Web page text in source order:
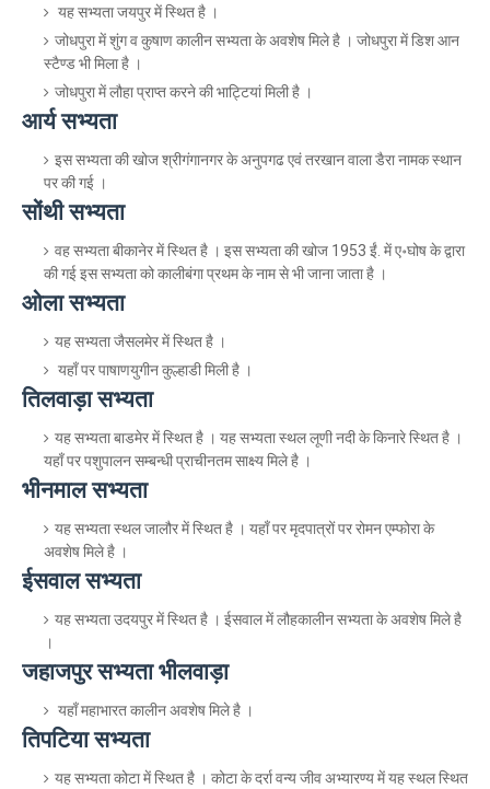
यह सभ्यता जयपुर में स्थित है ।
जोधपुरा में शुंग व कुषाण कालीन सभ्यता के अवशेष मिले है । जोधपुरा में डिश आन
स्टैण्ड भी मिला है ।
जोधपुरा में लौहा प्राप्त करने की भाट्टियां मिली है ।
आर्य सभ्यता
इस सभ्यता की खोज श्रीगंगानगर के अनुपगढ एवं तरखान वाला डैरा नामक स्थान
पर की गई ।
सोंथी सभ्यता
वह सभ्यता बीकानेर में स्थित है । इस सभ्यता की खोज 1953 ईं. में ए॰घोष के द्वारा
की गई इस सभ्यता को कालीबंगा प्रथम के नाम से भी जाना जाता है ।
ओला सभ्यता
यह सभ्यता जैसलमेर में स्थित है ।
यहाँ पर पाषाणयुगीन कुल्हाडी मिली है ।
तिलवाड़ा सभ्यता
यह सभ्यता बाडमेर में स्थित है । यह सभ्यता स्थल लूणी नदी के किनारे स्थित है ।
यहाँ पर पशुपालन सम्बन्धी प्राचीनतम साक्ष्य मिले है ।
भीनमाल सभ्यता
यह सभ्यता स्थल जालौर में स्थित है । यहाँ पर मृदपात्रों पर रोमन एम्फोरा के
अवशेष मिले है ।
ईसवाल सभ्यता
यह सभ्यता उदयपुर में स्थित है । ईसवाल में लौहकालीन सभ्यता के अवशेष मिले है
।
जहाजपुर सभ्यता भीलवाड़ा
यहाँ महाभारत कालीन अवशेष मिले है ।
तिपटिया सभ्यता
यह सभ्यता कोटा में स्थित है । कोटा के दर्रा वन्य जीव अभ्यारण्य में यह स्थल स्थित